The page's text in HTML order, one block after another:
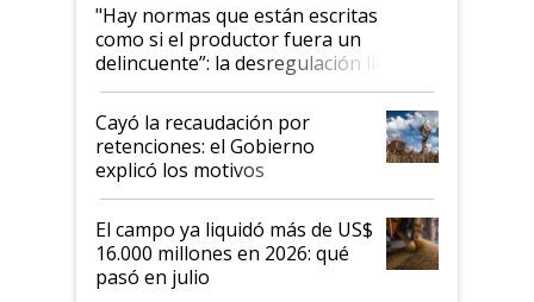
"Hay normas que están escritas
como si el productor fuera un
delincuente”: la desregulación llegó
al Congreso Aapresid y hasta se
habló del financiamiento al IPCVA
Cayó la recaudación por
retenciones: el Gobierno
explicó los motivos
El campo ya liquidó más de US$
16.000 millones en 2026: qué
pasó en julio